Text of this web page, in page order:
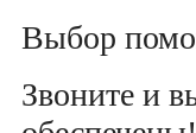
Выбор
Звоните и